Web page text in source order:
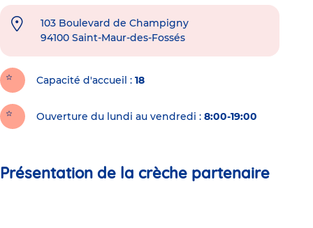
103 Boulevard de Champigny
94100 Saint-Maur-des-Fossés
Capacité d'accueil 18
Ouverture du lundi au vendredi : 8:00-19:00
Présentation de la crèche partenaire